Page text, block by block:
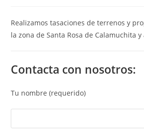
Realizamos tasaciones de terrenos y
la zona de Santa Rosa de Calamuchita
Contacta con nosotros:
Tu nombre (requerido)